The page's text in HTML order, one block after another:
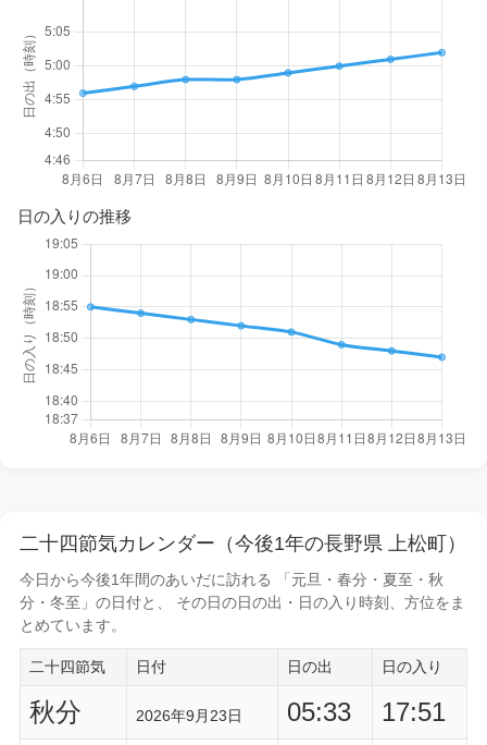
日の入りの推移
二十四節気カレンダー（今後1年の長野県 上松町）
今日から今後1年間のあいだに訪れる 「元旦・春分・夏至・秋
分・冬至」の日付と、 その日の日の出・日の入り時刻
、方位をま
とめています。
二十四節気 日付 日の出 日の入り
秋分 2026年9月23日 05:33
17:51